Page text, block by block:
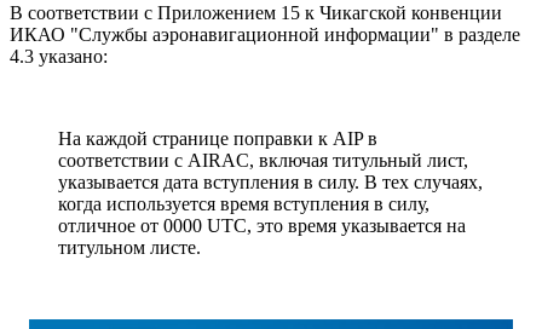
В соответствии с Приложением 15 к Чикагской конвенции
ИКАО "Службы аэронавигационной информации" в разделе
4.3 указано:
На каждой странице поправки к AIP в
соответствии с AIRAC, включая титульный лист,
указывается дата вступления в силу. В тех случаях,
когда используется время вступления в силу,
отличное от 0000 UTC, это время указывается на
титульном листе.